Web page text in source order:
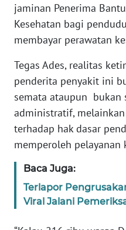
jaminan Penerima
Kesehatan bagi
membayar perawatan
Tegas Ades, realitas
penderita penyakit ini
semata ataupun bukan
administratif,
terhadap hak dasar
memperoleh pelayanan
Baca Juga:
Terlapor
Viral Jalani
WN
KEPRI
WN
PAPUA
WN
BARAT
WN
WN